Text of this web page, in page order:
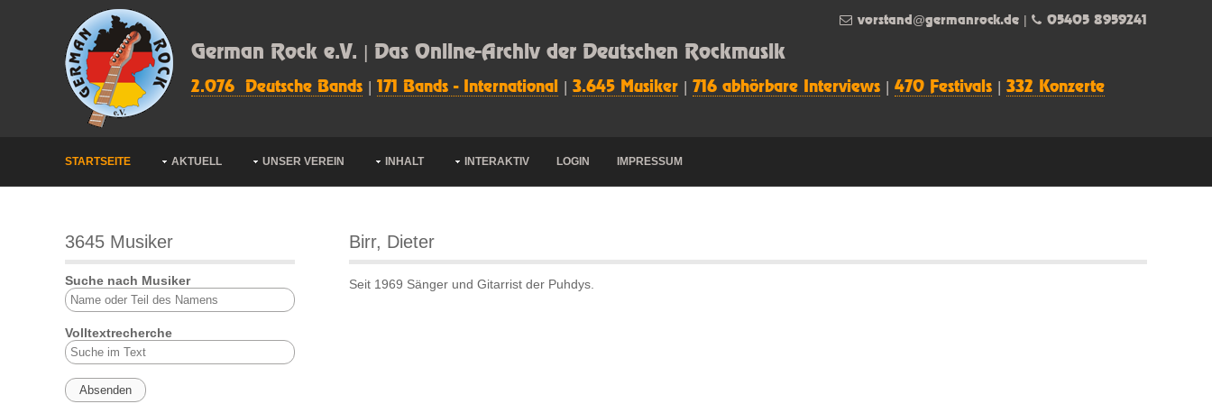
German Rock e.V. | Das Online-Archiv der Deutschen Rockmusik
2.076 Deutsche Bands 171 Bands - International 3.645 Musiker 716 abhörbare Interviews 470 Festivals 332 Konzerte
vorstand@germanrock.de 05405 8959241
STARTSEITE AKTUELL UNSER VEREIN INHALT INTERAKTIV LOGIN IMPRESSUM
3645 Musiker
Suche nach Musiker
Volltextrecherche
Birr, Dieter
Seit 1969 Sänger und Gitarrist der Puhdys.